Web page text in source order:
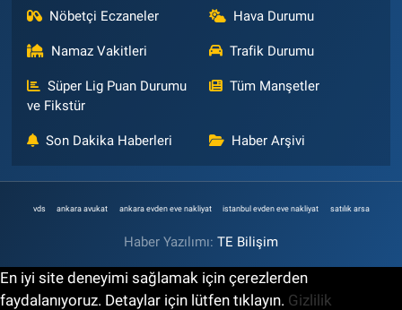
Nöbetçi Eczaneler Hava Durumu
Namaz Vakitleri Trafik Durumu
Süper Lig Puan Durumu
ve Fikstür
Tüm Manşetler
Son Dakika Haberleri Haber Arşivi
vds ankara avukat ankara evden eve nakliyat istanbul evden eve nakliyat satılık arsa
Haber Yazılımı: TE Bilişim
En iyi site deneyimi sağlamak için çerezlerden
faydalanıyoruz. Detaylar için lütfen tıklayın. Gizlilik